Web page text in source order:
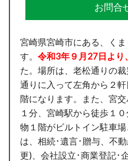
お問合
宮崎県宮崎市にある、く
す。 令和3年９月27日より
た。場所は、老松通りの
通りに入って左角から２
階になります。また、宮
１分、宮崎駅から徒歩１
物１階がビルトイン駐車
は、相続･遺言･贈与、不
更)、会社設立･商業登記･